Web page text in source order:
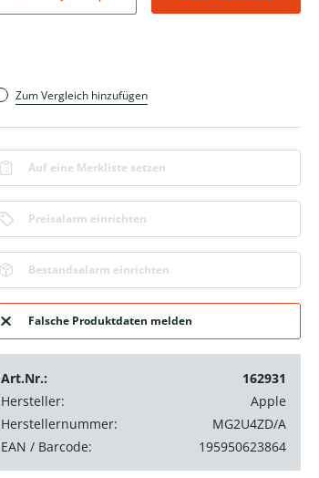
Zum Vergleich hinzufügen
Auf eine Merkliste setzen
Preisalarm einrichten
Bestandsalarm einrichten
Falsche Produktdaten melden
Art.Nr.:
162931
Hersteller:
Apple
Herstellernummer:
MG2U4ZD/A
EAN / Barcode:
195950623864